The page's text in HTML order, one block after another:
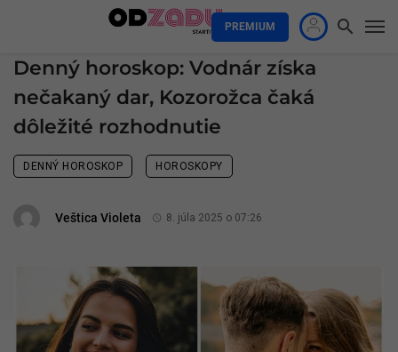
PREMIUM
Denný horoskop: Vodnár získa
nečakaný dar, Kozorožca čaká
dôležité rozhodnutie
DENNÝ HOROSKOP HOROSKOPY
Veštica Violeta 8. júla 2025 o 07:26